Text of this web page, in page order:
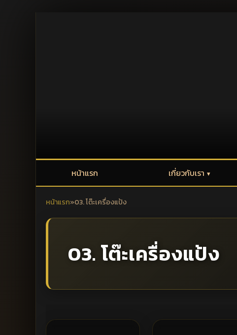
หน้าแรก เกี่ยวกับเรา
หน้าแรก»03. โต๊ะเครื่องแป้ง
03. โต๊ะเครื่องแป้ง